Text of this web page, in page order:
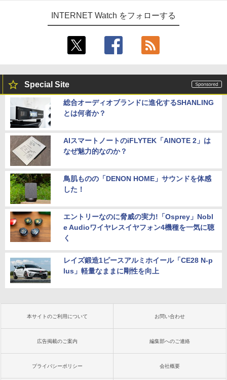
INTERNET Watch をフォローする
Special Site
総合オーディオブランドに進化するSHANLING
とは何者か？
AIスマートノートのiFLYTEK「AINOTE 2」は
なぜ魅力的なのか？
鳥肌ものの「DENON HOME」サウンドを体感
した！
エントリーなのに脅威の実力!「Osprey」Nobl
e Audioワイヤレスイヤフォン4機種を一気に聴
く
レイズ鍛造1ピースアルミホイール「CE28 N-p
lus」軽量なままに剛性を向上
本サイトのご利用について お問い合わせ
広告掲載のご案内 編集部へのご連絡
プライバシーポリシー 会社概要